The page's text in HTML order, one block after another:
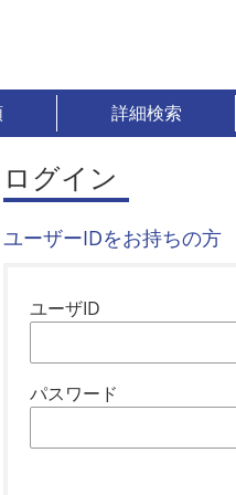
詳細検索
ログイン
ユーザーIDをお持ちの方
ユーザID
パスワード